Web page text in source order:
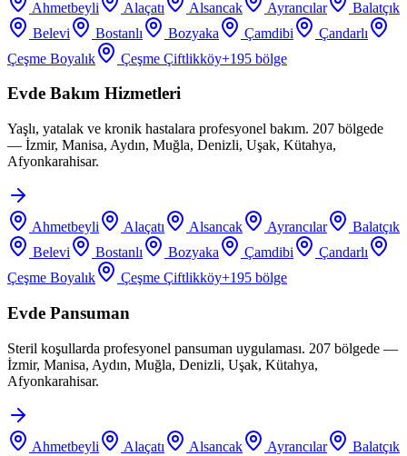
Ahmetbeyli Alaçatı Alsancak Ayrancılar
Balatçık
Belevi
Bostanlı Bozyaka Çamdibi
Çandarlı
Çeşme Boyalık
Çeşme Çiftlikköy+195 bölge
Evde Bakım Hizmetleri
Yaşlı, yatalak ve kronik hastalara profesyonel bakım. 207 bölgede
— İzmir, Manisa, Aydın, Muğla, Denizli, Uşak, Kütahya,
Afyonkarahisar.
Ahmetbeyli Alaçatı Alsancak Ayrancılar
Balatçık
Belevi
Bostanlı Bozyaka Çamdibi
Çandarlı
Çeşme Boyalık
Çeşme Çiftlikköy+195 bölge
Evde Pansuman
Steril koşullarda profesyonel pansuman uygulaması. 207 bölgede —
İzmir, Manisa, Aydın, Muğla, Denizli, Uşak, Kütahya,
Afyonkarahisar.
Ahmetbeyli Alaçatı Alsancak Ayrancılar
Balatçık